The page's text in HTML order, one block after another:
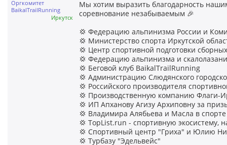
Оргкомитет
BaikalTrailRunning
Иркутск
Мы хотим выразить благодарность
соревнование незабываемым 🎉
💢 Федерацию альпинизма России и
💢 Министерство спорта Иркутской
💢 Центр спортивной подготовки
💢 Федерацию альпинизма и
💢 Беговой клуб BaikalTrailRunning
💢 Администрацию Слюдянского
💢 Российского производителя
💢 Производственную компанию Флаги-
💢 ИП Апханову Агизу Архиповну за
💢 Владимира Алябьева и Масла в
💢 TopList.run - спортивную экосистему,
💢 Спортивный центр "Гриха" и Юлию
💢 Турбазу "Эдельвейс"